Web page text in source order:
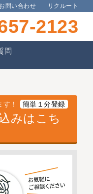
お問い合わせ リクルート
2123
問
！ 簡単１分登録
みはこち